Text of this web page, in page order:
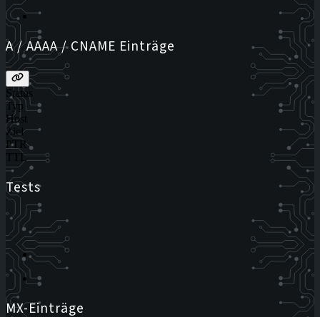
A / AAAA / CNAME Einträge
Status
Typ
Host
Ziel
PTR
TTL
Tests
MX-Einträge